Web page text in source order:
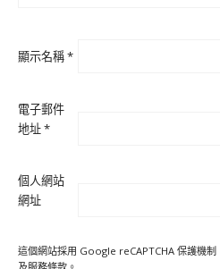
顯示名稱*
電子郵件
地址*
個人網站
網址
這個網站採用 Google reCAPTCHA 保護機